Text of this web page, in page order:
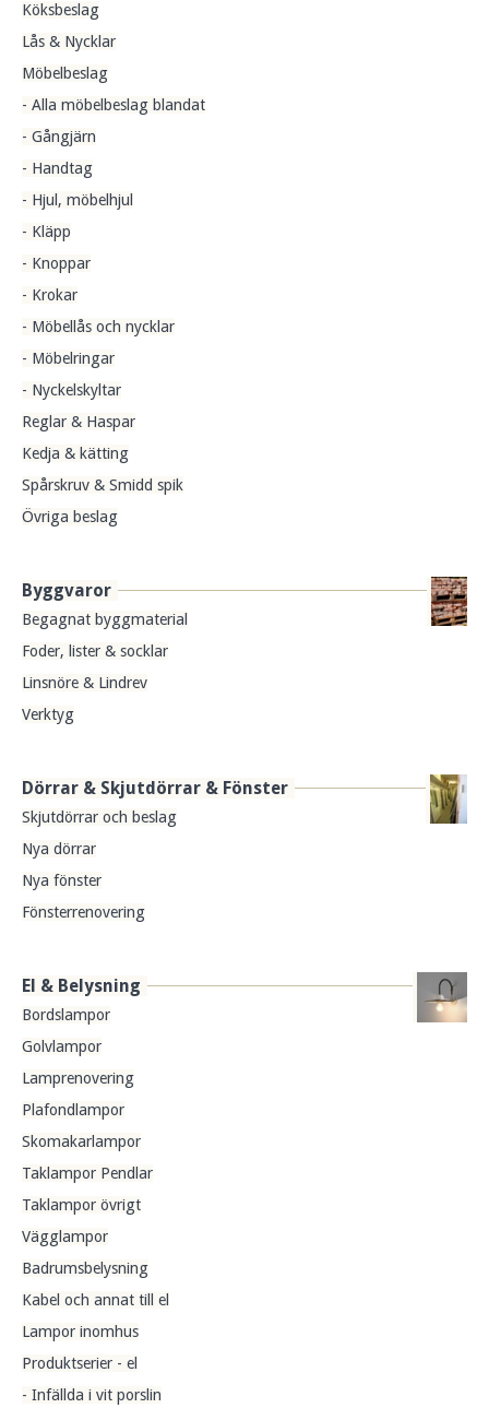
Köksbeslag
Lås & Nycklar
Möbelbeslag
- Alla möbelbeslag blandat
- Gångjärn
- Handtag
- Hjul, möbelhjul
- Kläpp
- Knoppar
- Krokar
- Möbellås och nycklar
- Möbelringar
- Nyckelskyltar
Reglar & Haspar
Kedja & kätting
Spårskruv & Smidd spik
Övriga beslag
Byggvaror
Begagnat byggmaterial
Foder, lister & socklar
Linsnöre & Lindrev
Verktyg
Dörrar & Skjutdörrar & Fönster
Skjutdörrar och beslag
Nya dörrar
Nya fönster
Fönsterrenovering
El & Belysning
Bordslampor
Golvlampor
Lamprenovering
Plafondlampor
Skomakarlampor
Taklampor Pendlar
Taklampor övrigt
Vägglampor
Badrumsbelysning
Kabel och annat till el
Lampor inomhus
Produktserier - el
- Infällda i vit porslin